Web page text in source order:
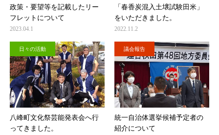
政策・要望等を記載したリー
フレットについて
2023.04.1
「春香炭混入土壌試験田米」
をいただきました。
2022.11.2
日々の活動
八峰町文化祭芸能発表会へ行
ってきました。
議会報告
統一自治体選挙候補予定者の
紹介について